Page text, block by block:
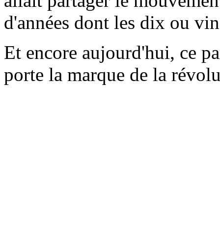
d'années dont les dix ou
Et encore aujourd'hui, ce
porte la marque de la